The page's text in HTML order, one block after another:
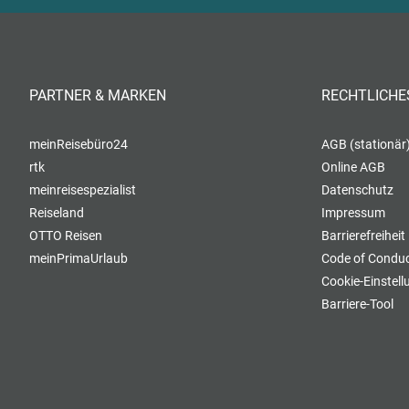
PARTNER & MARKEN
meinReisebüro24
rtk
meinreisespezialist
Reiseland
OTTO Reisen
meinPrimaUrlaub
AGB
Online AGB
Datenschutz
Impressum
Barrierefreiheit
Code of
Cookie-
Barriere-Tool